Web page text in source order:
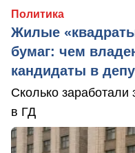
Политика
Жилые
бумаг: чем
кандидаты в
Сколько заработали
в ГД